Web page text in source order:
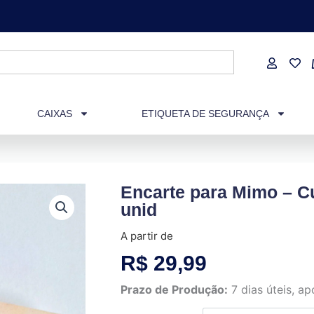
CAIXAS ETIQUETA DE SEGURANÇA
Encarte para Mimo –
unid
A partir de
R$ 29,99
Prazo de Produção: 7 dias úteis,